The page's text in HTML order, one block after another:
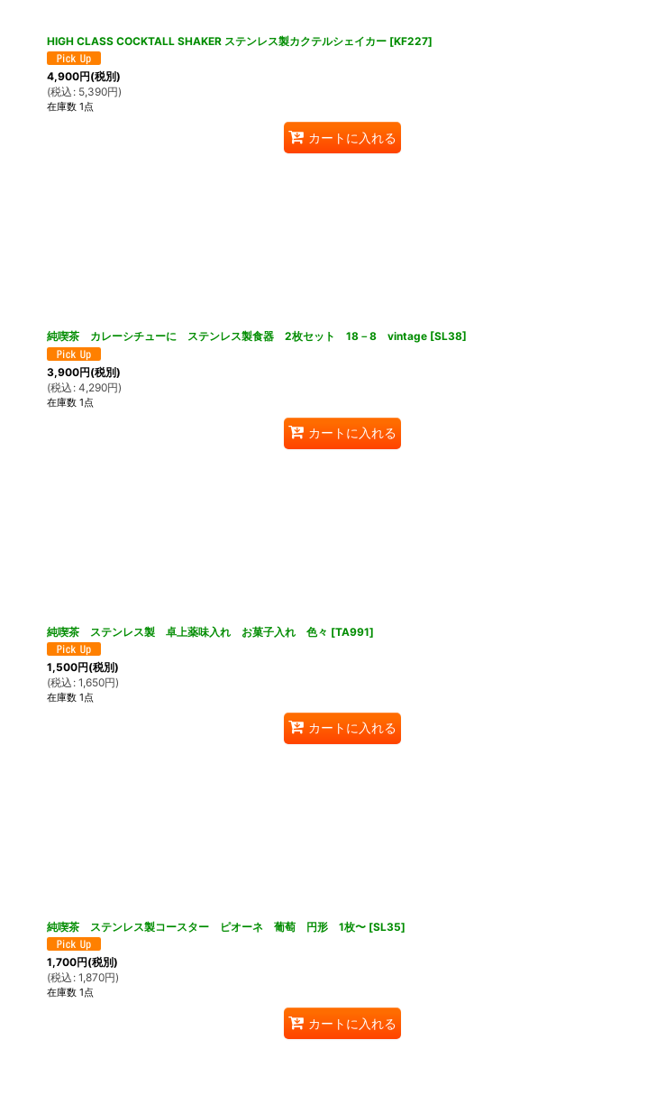
HIGH CLASS COCKTALL SHAKER ステンレス製カクテルシェイカー [KF227]
4,900円(税別)
(税込 : 5,390円)
在庫数 1点
カートに入れる
純喫茶 カレーシチューに ステンレス製食器 2枚セット 18－8 vintage [SL38]
3,900円(税別)
(税込 : 4,290円)
在庫数 1点
カートに入れる
純喫茶 ステンレス製 卓上薬味入れ お菓子入れ 色々 [TA991]
1,500円(税別)
(税込 : 1,650円)
在庫数 1点
カートに入れる
純喫茶 ステンレス製コースター ピオーネ 葡萄 円形 1枚〜 [SL35]
1,700円(税別)
(税込 : 1,870円)
在庫数 1点
カートに入れる